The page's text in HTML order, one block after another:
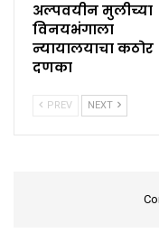
अल्पवयीन मुलीच्या
विनयभंगाला
न्यायालयाचा कठोर
दणका
PREV NEXT